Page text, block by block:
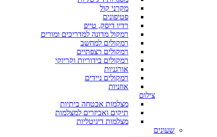
מקרני קול
פטיפונים
רדיו דיסק, טייפ
רמקול מדונה למדריכים ומורים
רמקולים למחשב
רמקולים רצפתיים
רמקולים בידוריות וקריוקי
אורגניות
רמקולים ניידים
אוזניות
צילום
מצלמות אבטחה ביתיות
תיקים ואביזרים למצלמות
מצלמות דיגיטליות
שעונים